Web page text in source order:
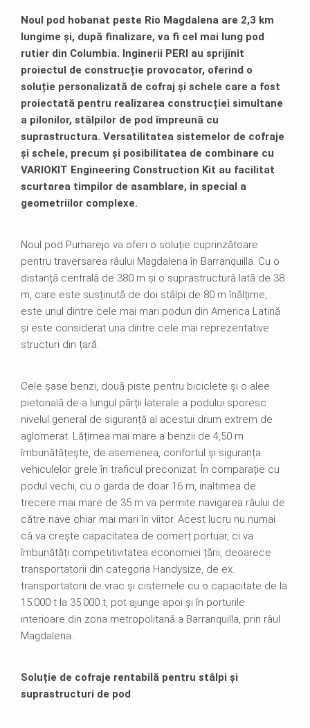
Noul pod hobanat peste Rio Magdalena are 2,3 km
lungime și, după finalizare, va fi cel mai lung pod
rutier din Columbia. Inginerii PERI au sprijinit
proiectul de construcție provocator, oferind o
soluție personalizată de cofraj și schele care a fost
proiectată pentru realizarea construcției simultane
a pilonilor, stâlpilor de pod împreună cu
suprastructura. Versatilitatea sistemelor de cofraje
și schele, precum și posibilitatea de combinare cu
VARIOKIT Engineering Construction Kit au facilitat
scurtarea timpilor de asamblare, in special a
geometriilor complexe.
Noul pod Pumarejo va oferi o soluție cuprinzătoare
pentru traversarea râului Magdalena în Barranquilla. Cu o
distanță centrală de 380 m și o suprastructură lată de 38
m, care este susținută de doi stâlpi de 80 m înălțime,
este unul dintre cele mai mari poduri din America Latină
și este considerat una dintre cele mai reprezentative
structuri din țară.
Cele șase benzi, două piste pentru biciclete și o alee
pietonală de-a lungul părții laterale a podului sporesc
nivelul general de siguranță al acestui drum extrem de
aglomerat. Lățimea mai mare a benzii de 4,50 m
îmbunătățește, de asemenea, confortul și siguranța
vehiculelor grele în traficul preconizat. În comparație cu
podul vechi, cu o garda de doar 16 m, inaltimea de
trecere mai mare de 35 m va permite navigarea râului de
către nave chiar mai mari în viitor. Acest lucru nu numai
că va crește capacitatea de comerț portuar, ci va
îmbunătăți competitivitatea economiei țării, deoarece
transportatorii din categoria Handysize, de ex.
transportatorii de vrac și cisternele cu o capacitate de la
15.000 t la 35.000 t, pot ajunge apoi și în porturile
interioare din zona metropolitană a Barranquilla, prin râul
Magdalena.
Soluție de cofraje rentabilă pentru stâlpi și
suprastructuri de pod